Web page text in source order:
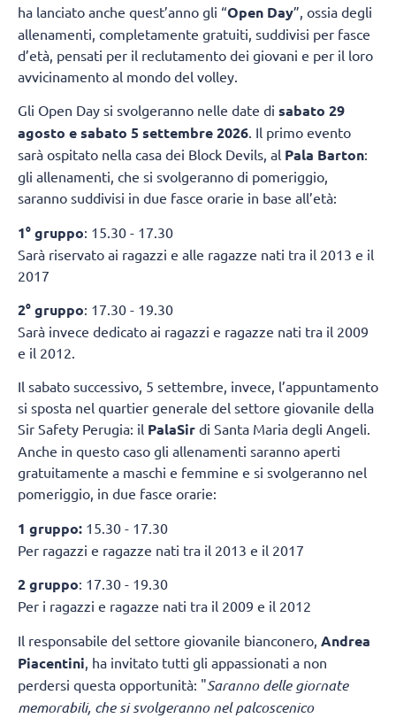
ha lanciato anche quest’anno gli “Open Day”, ossia degli
allenamenti, completamente gratuiti, suddivisi per fasce
d’età, pensati per il reclutamento dei giovani e per il loro
avvicinamento al mondo del volley.
Gli Open Day si svolgeranno nelle date di sabato 29
agosto e sabato 5 settembre 2026. Il primo evento
sarà ospitato nella casa dei Block Devils, al Pala Barton:
gli allenamenti, che si svolgeranno di pomeriggio,
saranno suddivisi in due fasce orarie in base all’età:
1° gruppo: 15.30 - 17.30
Sarà riservato ai ragazzi e alle ragazze nati tra il 2013 e il
2017
2° gruppo: 17.30 - 19.30
Sarà invece dedicato ai ragazzi e ragazze nati tra il 2009
e il 2012.
Il sabato successivo, 5 settembre, invece, l’appuntamento
si sposta nel quartier generale del settore giovanile della
Sir Safety Perugia: il PalaSir di Santa Maria degli Angeli.
Anche in questo caso gli allenamenti saranno aperti
gratuitamente a maschi e femmine e si svolgeranno nel
pomeriggio, in due fasce orarie:
1 gruppo: 15.30 - 17.30
Per ragazzi e ragazze nati tra il 2013 e il 2017
2 gruppo: 17.30 - 19.30
Per i ragazzi e ragazze nati tra il 2009 e il 2012
Il responsabile del settore giovanile bianconero, Andrea
Piacentini , ha invitato tutti gli appassionati a non
perdersi questa opportunità: "Saranno delle giornate
memorabili, che si svolgeranno nel palcoscenico